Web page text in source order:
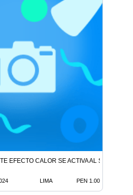
EFECTO CALOR SE ACTIVA AL SOPLAR
LIMA PEN 1.00